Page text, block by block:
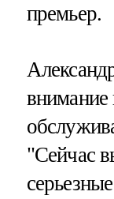
премьер.
внимание
"Сейчас